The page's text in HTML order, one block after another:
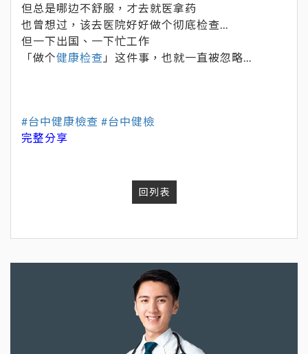
但总是哪边不舒服，才去就医拿药
也曾想过，该去医院好好做个彻底检查...
但一下出国、一下忙工作
「做个健康检查 」这件事，也就一直被忽略...
#台中健康檢查 #台中健檢
完整分享
回列表